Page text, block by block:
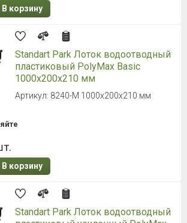
В корзину
Standart Park Лоток водоотводный
пластиковый PolyMax Basic
1000х200х210 мм
Артикул: 8240-М 1000х200х210 мм
В корзину
Standart Park Лоток водоотводный